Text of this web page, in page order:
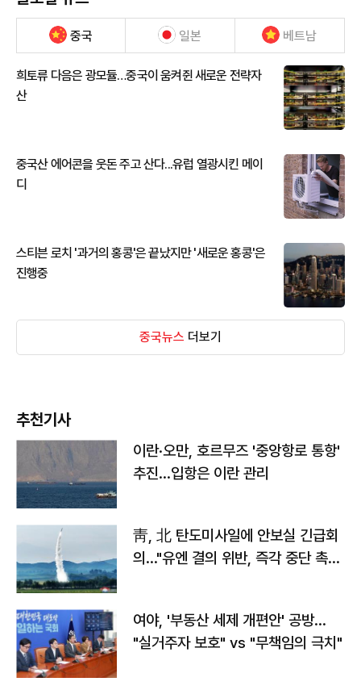
중국 일본 베트남
희토류 다음은 광모듈…중국이 움켜쥔 새로운 전략자
산
중국산 에어콘을 웃돈 주고 산다...유럽 열광시킨 메이
디
스티븐 로치 '과거의 홍콩'은 끝났지만 '새로운 홍콩'은
진행중
중국뉴스 더보기
추천기사
이란·오만, 호르무즈 '중앙항로 통항'
추진…입항은 이란 관리
靑, 北 탄도미사일에 안보실 긴급회
의…"유엔 결의 위반, 즉각 중단 촉
여야, '부동산 세제 개편안' 공방…
"실거주자 보호" vs "무책임의 극치"